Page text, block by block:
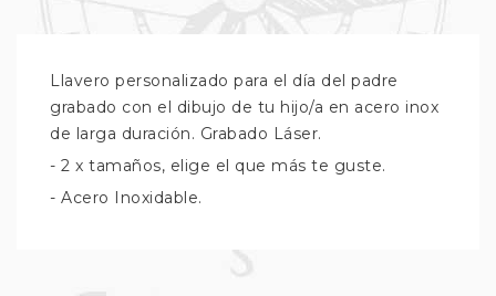
Llavero personalizado para el día del padre
grabado con el dibujo de tu hijo/a en acero inox
de larga duración. Grabado Láser.
- 2 x tamaños, elige el que más te guste.
- Acero Inoxidable.